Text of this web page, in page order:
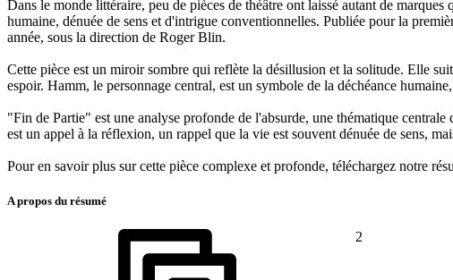
Dans le monde littéraire, peu de pièces de théâtre ont laissé autant de
humaine, dénuée de sens et d'intrigue conventionnelles. Publiée pour la
année, sous la direction de Roger Blin.
Cette pièce est un miroir sombre qui reflète la désillusion et la solitude. Elle
espoir. Hamm, le personnage central, est un symbole de la déchéance
"Fin de Partie" est une analyse profonde de l'absurde, une thématique
est un appel à la réflexion, un rappel que la vie est souvent dénuée de sens,
Pour en savoir plus sur cette pièce complexe et profonde, téléchargez notre
A propos du résumé
2